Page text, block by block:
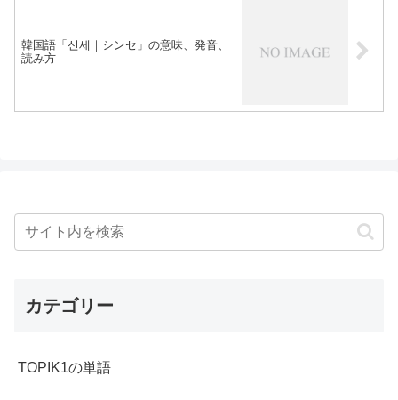
韓国語「신세｜シンセ」の意味、発音、
読み方
カテゴリー
TOPIK1の単語